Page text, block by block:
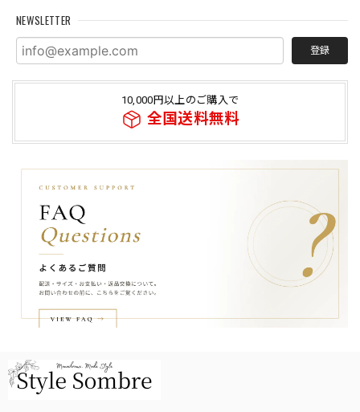
NEWSLETTER
登録
10,000円以上のご購入で
全国送料無料